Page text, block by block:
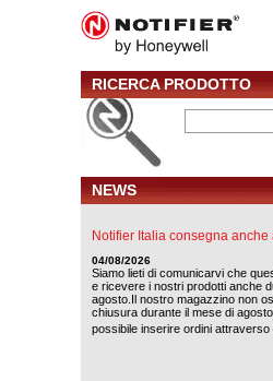
RICERCA PRODOTTO
NEWS
Notifier Italia consegna anche
04/08/2026
Siamo lieti di comunicarvi che
e ricevere i nostri prodotti anche
agosto.Il nostro magazzino non
chiusura durante il mese di
possibile inserire ordini attraverso